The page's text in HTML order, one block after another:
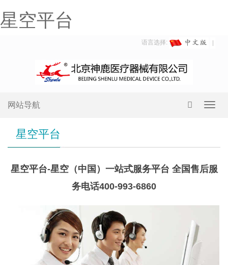
星空平台
语言选择:
网站导航
星空平台
星空平台-星空（中国）一站式服务平台 全国售后服
务电话400-993-6860